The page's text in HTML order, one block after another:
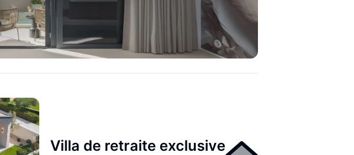
Villa de retraite exclusive